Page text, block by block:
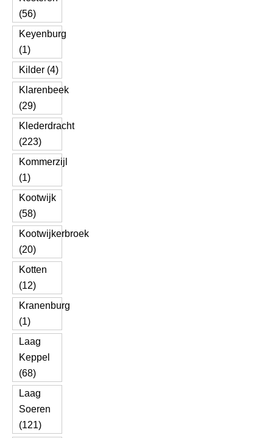
(56)
Keyenburg
(1)
Kilder (4)
Klarenbeek
(29)
Klederdracht
(223)
Kommerzijl
(1)
Kootwijk
(58)
Kootwijkerbroek
(20)
Kotten
(12)
Kranenburg
(1)
Laag
Keppel
(68)
Laag
Soeren
(121)